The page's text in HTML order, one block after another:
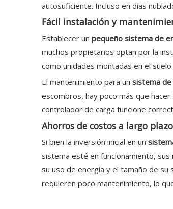
autosuficiente. Incluso en días
Fácil instalación y
Establecer un pequeño sistema de
muchos propietarios optan por la
como unidades montadas en el suelo.
El mantenimiento para un sistema
escombros, hay poco más que
controlador de carga funcione
Ahorros de costos a largo plazo
Si bien la inversión inicial en un
sistema esté en funcionamiento,
su uso de energía y el tamaño de
requieren poco mantenimiento, lo